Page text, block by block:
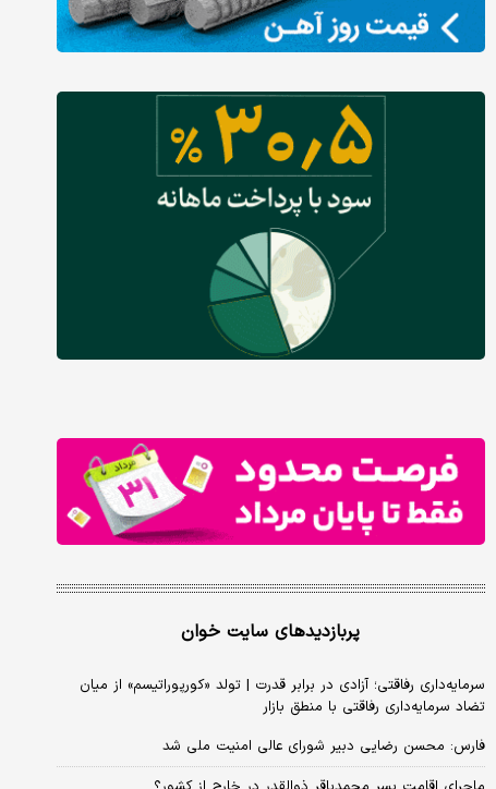
پربازدیدهای سایت خوان
سرمایه‌داری رفاقتی؛ آزادی در برابر قدرت | تولد «کورپوراتیسم» از میان
تضاد سرمایه‌داری رفاقتی با منطق بازار
فارس: محسن رضایی دبیر شورای عالی امنیت ملی شد